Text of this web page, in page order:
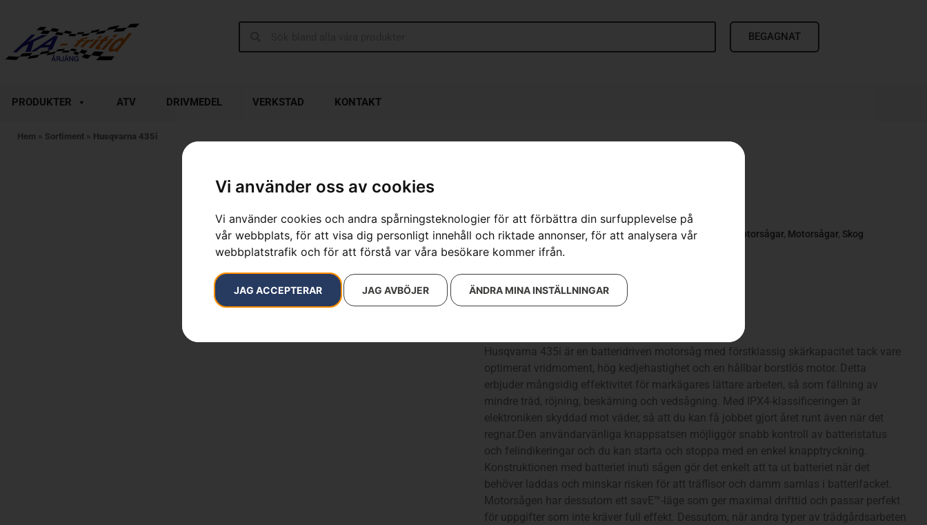
Vi använder oss av cookies
Vi använder cookies och andra spårningsteknologier för att förbättra din surfupplevelse på
vår webbplats, för att visa dig personligt innehåll och riktade annonser, för att analysera vår
webbplatstrafik och för att förstå var våra besökare kommer ifrån.
JAG ACCEPTERAR JAG AVBÖJER ÄNDRA MINA INSTÄLLNINGAR
BEGAGNAT
PRODUKTER ATV DRIVMEDEL VERKSTAD KONTAKT
Hem » Sortiment » Husqvarna 435i
Artikelnummer:
970718214
Kategorier:
Batteridrivna Motorsågar,Batteridrivna Motorsågar, Motorsågar, Skog
Varumärken :Husqvarna
5 190kr
Husqvarna 435i är en batteridriven motorsåg med förstklassig skärkapacitet tack vare
optimerat vridmoment, hög kedjehastighet och en hållbar borstlös motor. Detta
erbjuder mångsidig effektivitet för markägares lättare arbeten, så som fällning av
mindre träd, röjning, beskärning och vedsågning. Med IPX4-klassificeringen är
elektroniken skyddad mot väder, så att du kan få jobbet gjort året runt även när det
regnar.Den användarvänliga knappsatsen möjliggör snabb kontroll av batteristatus
och felindikeringar och du kan starta och stoppa med en enkel knapptryckning.
Konstruktionen med batteriet inuti sågen gör det enkelt att ta ut batteriet när det
behöver laddas och minskar risken för att träflisor och damm samlas i batterifacket.
Motorsågen har dessutom ett savE™-läge som ger maximal drifttid och passar perfekt
för uppgifter som inte kräver full effekt. Dessutom, när andra typer av trädgårdsarbeten